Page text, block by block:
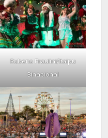
Rubens Fraulini/Itaipu
Binacional